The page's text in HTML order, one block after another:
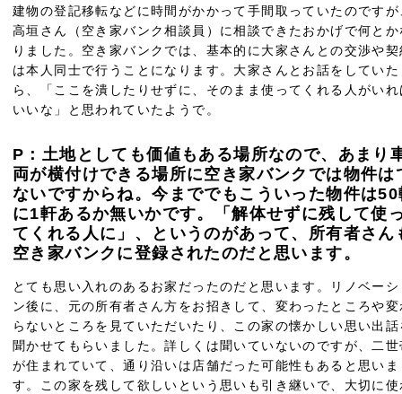
建物の登記移転などに時間がかかって手間取っていたのですが
高垣さん（空き家バンク相談員）に相談できたおかげで何とか
りました。空き家バンクでは、基本的に大家さんとの交渉や契
は本人同士で行うことになります。大家さんとお話をしていた
ら、「ここを潰したりせずに、そのまま使ってくれる人がいれ
いいな」と思われていたようで。
P：土地としても価値もある場所なので、あまり
両が横付けできる場所に空き家バンクでは物件は
ないですからね。今まででもこういった物件は50
に1軒あるか無いかです。「解体せずに残して使
てくれる人に」、というのがあって、所有者さん
空き家バンクに登録されたのだと思います。
とても思い入れのあるお家だったのだと思います。リノベーシ
ン後に、元の所有者さん方をお招きして、変わったところや変
らないところを見ていただいたり、この家の懐かしい思い出話
聞かせてもらいました。詳しくは聞いていないのですが、二世
が住まれていて、通り沿いは店舗だった可能性もあると思いま
す。この家を残して欲しいという思いも引き継いで、大切に使